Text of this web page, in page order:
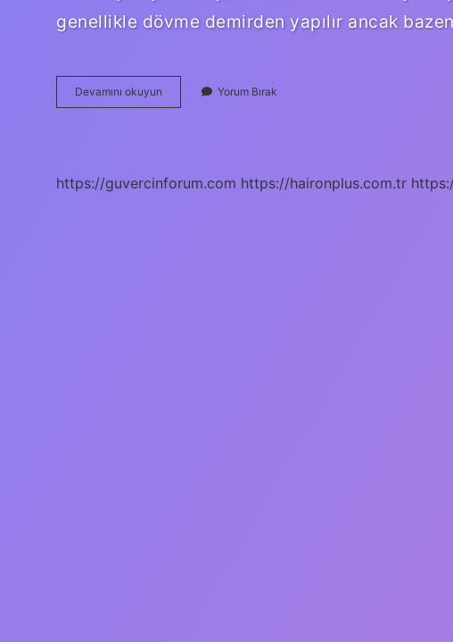
genellikle dövme demirden yapılır ancak
Devamını okuyun
Hangi
Yorum Bırak
https://guvercinforum.com https://haironplus.com.tr